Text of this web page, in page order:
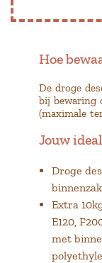
Hoe
De droge
bij bewaring
(maximale
Jouw
Droge
Extra
E120,
met